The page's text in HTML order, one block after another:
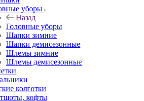
уборы
Назад
Головные уборы
Шапки зимние
Шапки демисезонные
Шлемы зимние
Шлемы демисезонные
колготки
кофты